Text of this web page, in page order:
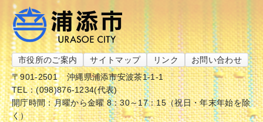
市役所のご案内 サイトマップ リンク
お問い合わせ
〒901-2501
沖縄県浦添市安波茶1-1-1
TEL：(098)876-1234(代表)
開庁時間：月曜から金曜 8：30～17：15（祝日・年末年始を除
く）